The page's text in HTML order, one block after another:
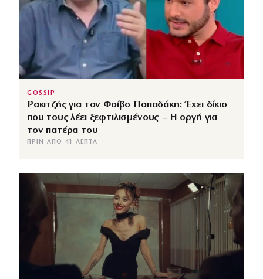
GOSSIP
Ρακιτζής για τον Φοίβο Παπαδάκη: Έχει δίκιο
που τους λέει ξεφτιλισμένους – Η οργή για
τον πατέρα του
ΠΡΙΝ ΑΠΌ 41 ΛΕΠΤΆ